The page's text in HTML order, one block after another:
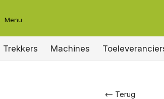
Menu
Trekkers Machines
Terug